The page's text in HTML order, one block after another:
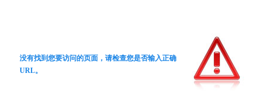
没有找到您要访问的页面，请检查您是否输入正确
URL。